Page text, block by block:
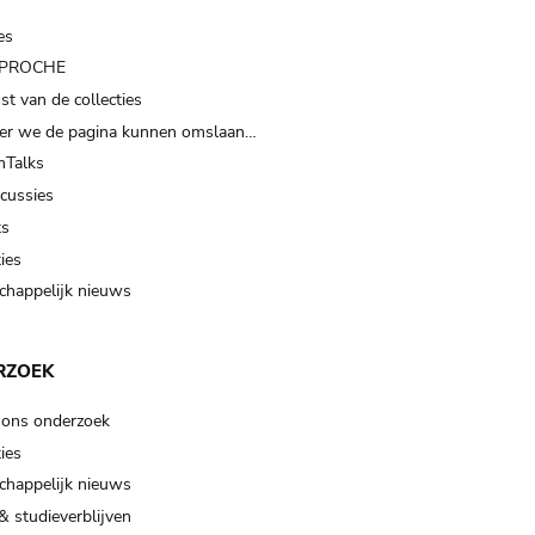
van de collecties
we de pagina kunnen omslaan…
nieuws
onderzoek
nieuws
studieverblijven